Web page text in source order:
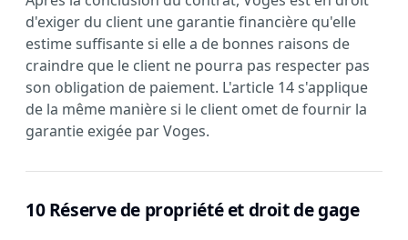
d'exiger du client une garantie financière qu'elle
estime suffisante si elle a de bonnes raisons de
craindre que le client ne pourra pas respecter pas
son obligation de paiement. L'article 14 s'applique
de la même manière si le client omet de fournir la
garantie exigée par Voges.
10 Réserve de propriété et droit de gage